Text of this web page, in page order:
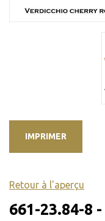
IMPRIMER
Retour à l'aperçu
661-23.84-8